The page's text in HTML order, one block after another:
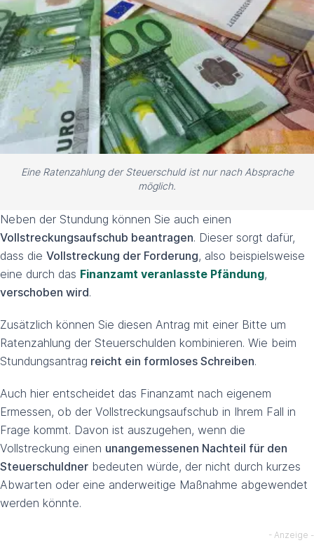
Eine Ratenzahlung der Steuerschuld ist nur nach Absprache
möglich.
Neben der Stundung können Sie auch einen
Vollstreckungsaufschub beantragen. Dieser sorgt dafür,
dass die Vollstreckung der Forderung, also beispielsweise
eine durch das Finanzamt veranlasste Pfändung,
verschoben wird.
Zusätzlich können Sie diesen Antrag mit einer Bitte um
Ratenzahlung der Steuerschulden kombinieren. Wie beim
Stundungsantrag reicht ein formloses Schreiben.
Auch hier entscheidet das Finanzamt nach eigenem
Ermessen, ob der Vollstreckungsaufschub in Ihrem Fall in
Frage kommt. Davon ist auszugehen, wenn die
Vollstreckung einen unangemessenen Nachteil für den
Steuerschuldner bedeuten würde, der nicht durch kurzes
Abwarten oder eine anderweitige Maßnahme abgewendet
werden könnte.